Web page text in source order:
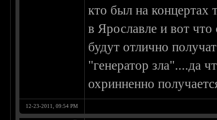
кто был на концертах
в Ярославле и вот
будут отлично
"генератор зла"....да
охринненно
12-23-2011, 09:54 PM